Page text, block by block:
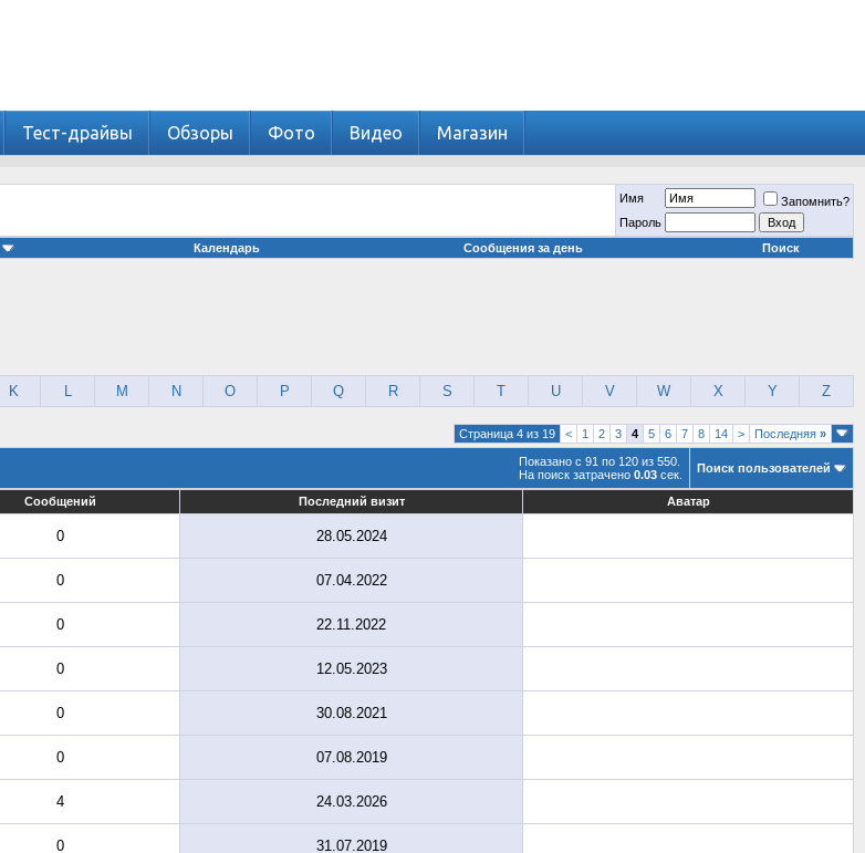
Тест-драйвы Обзоры Фото Видео Магазин
Имя
Запомнить?
Пароль
Календарь Сообщения за день Поиск
K L M N O P Q R S T U V W X Y Z
Страница 4 из 19 < 1 2 3 4 5 6 7 8 14 > Последняя »
Показано с 91 по 120 из 550.
На поиск затрачено 0.03 сек. Поиск пользователей
Сообщений Последний визит Аватар
0 28.05.2024
0 07.04.2022
0 22.11.2022
0 12.05.2023
0 30.08.2021
0 07.08.2019
4 24.03.2026
0 31.07.2019